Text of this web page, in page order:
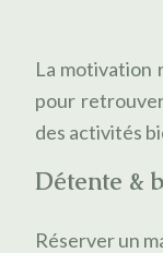
La motivation
pour
des activités
Détente &
Réserver un